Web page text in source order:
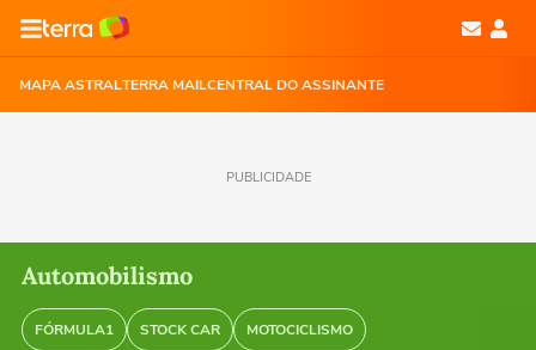
MAPA ASTRALTERRA MAILCENTRAL DO ASSINANTE
PUBLICIDADE
Automobilismo
FÓRMULA1 STOCK CAR MOTOCICLISMO